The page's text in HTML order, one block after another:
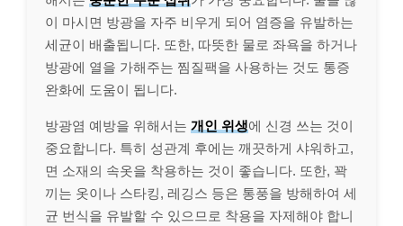
이 마시면 방광을 자주 비우게 되어 염증을 유발하는
세균이 배출됩니다. 또한, 따뜻한 물로 좌욕을 하거나
방광에 열을 가해주는 찜질팩을 사용하는 것도 통증
완화에 도움이 됩니다.
방광염 예방을 위해서는 개인 위생에 신경 쓰는 것이
중요합니다. 특히 성관계 후에는 깨끗하게 샤워하고,
면 소재의 속옷을 착용하는 것이 좋습니다. 또한, 꽉
끼는 옷이나 스타킹, 레깅스 등은 통풍을 방해하여 세
균 번식을 유발할 수 있으므로 착용을 자제해야 합니